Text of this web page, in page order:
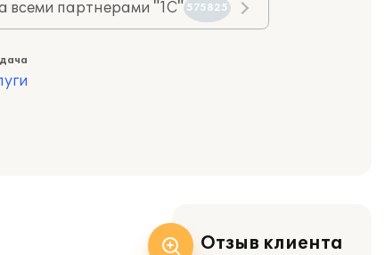
всеми партнерами "1С" 575825
Отзыв клиента